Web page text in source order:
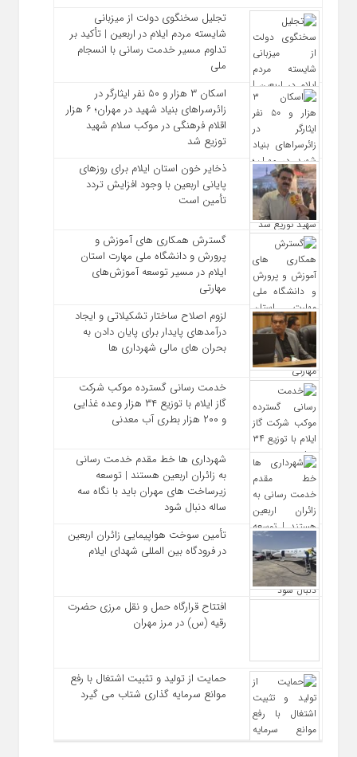
تجلیل سخنگوی دولت از میزبانی
شایسته مردم ایلام در اربعین | تأکید بر
تداوم مسیر خدمت‌ رسانی با انسجام
ملی
اسکان ۳ هزار و ۵۰ نفر ایثارگر در
زائرسراهای بنیاد شهید در مهران؛ ۶ هزار
اقلام فرهنگی در موکب سلام شهید
توزیع شد
ذخایر خون استان ایلام برای روزهای
پایانی اربعین با وجود افزایش تردد
تأمین است
گسترش همکاری‌ های آموزش و
پرورش و دانشگاه ملی مهارت استان
ایلام در مسیر توسعه آموزش‌های
مهارتی
لزوم اصلاح ساختار تشکیلاتی و ایجاد
درآمدهای پایدار برای پایان دادن به
بحران‌ های مالی شهرداری‌ ها
خدمت رسانی گسترده موکب شرکت
گاز ایلام با توزیع ۳۴ هزار وعده غذایی
و ۲۰۰ هزار بطری آب معدنی
شهرداری‌ ها خط مقدم خدمت ‌رسانی
به زائران اربعین هستند | توسعه
زیرساخت ‌های مهران باید با نگاه سه‌
ساله دنبال شود
تأمین سوخت هواپیمایی زائران اربعین
در فرودگاه بین المللی شهدای ایلام
افتتاح قرارگاه حمل‌ و نقل مرزی حضرت
رقیه (س) در مرز مهران
حمایت از تولید و تثبیت اشتغال با رفع
موانع سرمایه‌ گذاری شتاب می‌ گیرد